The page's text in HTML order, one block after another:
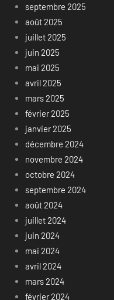
septembre 2025
août 2025
juillet 2025
juin 2025
mai 2025
avril 2025
mars 2025
février 2025
janvier 2025
décembre 2024
novembre 2024
octobre 2024
septembre 2024
août 2024
juillet 2024
juin 2024
mai 2024
avril 2024
mars 2024
février 2024